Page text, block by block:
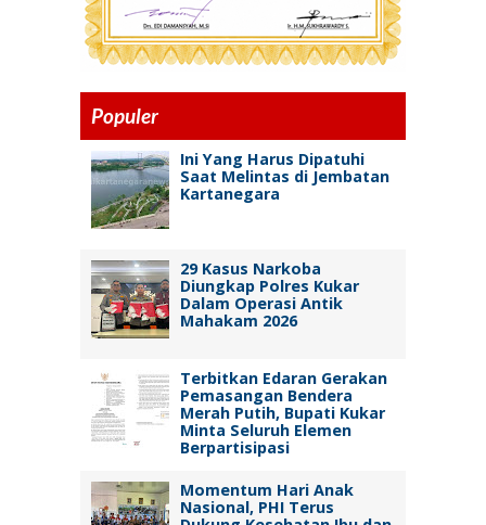
Populer
Ini Yang Harus Dipatuhi
Saat Melintas di Jembatan
Kartanegara
29 Kasus Narkoba
Diungkap Polres Kukar
Dalam Operasi Antik
Mahakam 2026
Terbitkan Edaran Gerakan
Pemasangan Bendera
Merah Putih, Bupati Kukar
Minta Seluruh Elemen
Berpartisipasi
Momentum Hari Anak
Nasional, PHI Terus